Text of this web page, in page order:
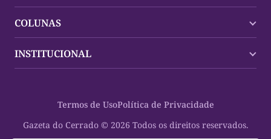
Palmas
Mundo
Oportunidades
Cultura
Saúde
COLUNAS
Policial
Planeta Vivo
Espaço Cidadania
INSTITUCIONAL
Gazeta do Cerrado © 2026 Todos os direitos reservados.
Termos de UsoPolítica de Privacidade